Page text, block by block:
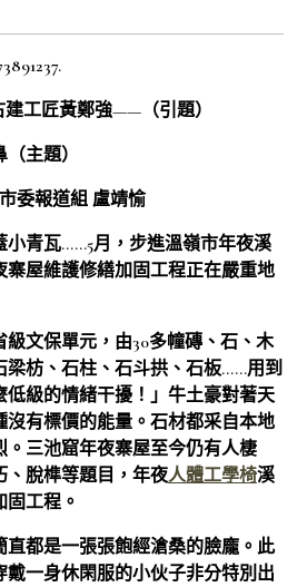
建工匠黃鄭強——（引題）
主題）
委報道組 盧靖愉
小青瓦……5月，步進溫嶺市年夜溪
屋維護修繕加固工程正在嚴重地
級文保單元，由30多幢磚、石、木
梁枋、石柱、石斗拱、石板……用到
低級的情緒干擾！」牛土豪對著天
沒有標價的能量。石材都采自本地
三池窟年夜寨屋至今仍有人棲
、脫榫等題目，年夜人體工學椅溪
工程。
直都是一張張飽經滄桑的臉龐。此
一身休閑服的小伙子非分特別出